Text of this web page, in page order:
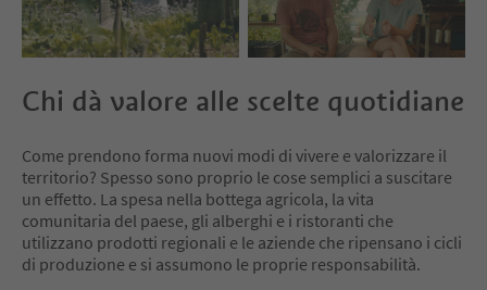
Chi dà valore alle scelte quotidiane
Come prendono forma nuovi modi di vivere e valorizzare il
territorio? Spesso sono proprio le cose semplici a suscitare
un effetto. La spesa nella bottega agricola, la vita
comunitaria del paese, gli alberghi e i ristoranti che
utilizzano prodotti regionali e le aziende che ripensano i cicli
di produzione e si assumono le proprie responsabilità.